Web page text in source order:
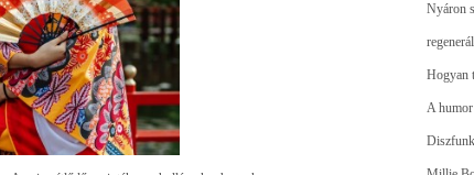
Nyáron
Hogyan
A